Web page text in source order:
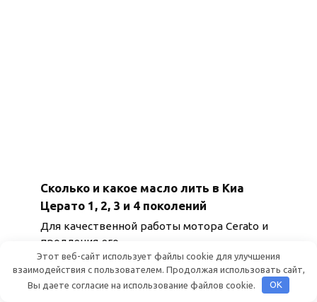
Сколько и какое масло лить в Киа
Церато 1, 2, 3 и 4 поколений
Для качественной работы мотора Cerato и
продления его
Этот веб-сайт использует файлы cookie для улучшения
взаимодействия с пользователем. Продолжая использовать сайт,
Вы даете согласие на использование файлов cookie.
OK